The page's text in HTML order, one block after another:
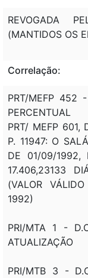
REVOGADA
(MANTIDOS OS
Correlação:
PRT/MEFP 452
PERCENTUAL
PRT/ MEFP
P. 11947: O
DE 01/09/1992,
17.406,23133
(VALOR
1992)
PRI/MTA 1 -
ATUALIZAÇÃO
PRI/MTB 3 -